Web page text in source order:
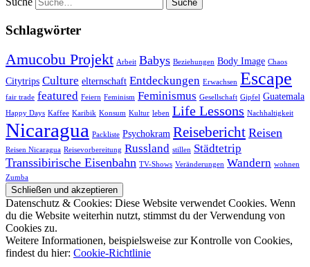
Schlagwörter
Amucobu Projekt Arbeit Babys Beziehungen Body Image Chaos
Citytrips Culture elternschaft Entdeckungen Erwachsen Escape
fair trade featured Feiern Feminism Feminismus Gesellschaft Gipfel Guatemala
Happy Days Kaffee Karibik Konsum Kultur leben Life Lessons Nachhaltigkeit
Nicaragua Packliste Psychokram Reisebericht Reisen
Reisen Nicaragua Reisevorbereitung Russland stillen Städtetrip
Transsibirische Eisenbahn TV-Shows Veränderungen Wandern wohnen
Zumba
Datenschutz & Cookies: Diese Website verwendet Cookies. Wenn
du die Website weiterhin nutzt, stimmst du der Verwendung von
Cookies zu.
Weitere Informationen, beispielsweise zur Kontrolle von Cookies,
findest du hier: Cookie-Richtlinie